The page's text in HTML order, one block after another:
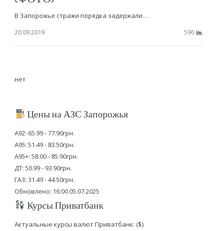
В Запорожье стражи порядка задержали…
20.09.2019
596
нет
Цены на АЗС Запорожья
А92: 65.99 - 77.90грн.
А95: 51.49 - 83.50грн.
А95+: 58.00 - 85.90грн.
ДТ: 50.99 - 93.90грн.
ГАЗ: 31.49 - 44.50грн.
Обновлено: 16:00 05.07.2025
Курсы Приватбанк
Актуальные курсы валют Приватбанк: ($)